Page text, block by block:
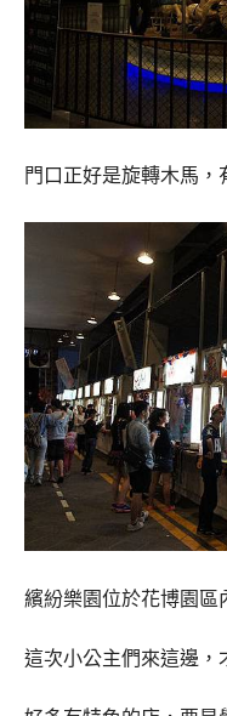
門口正好是旋轉木馬，
繽紛樂園位於花博園區
這次小公主們來這邊，